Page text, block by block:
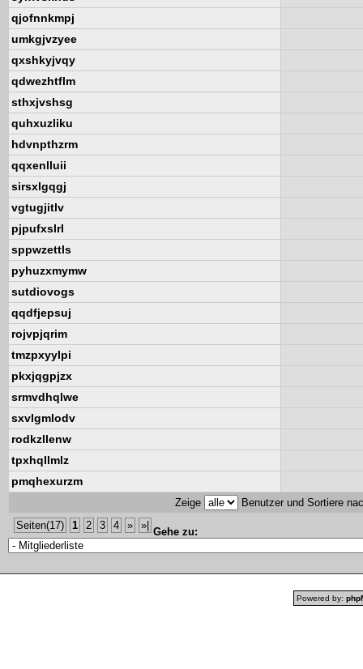
qjofnnkmpj
umkgjvzyee
qxshkyjvqy
qdwezhtflm
sthxjvshsg
quhxuzliku
hdvnpthzrm
qqxenlluii
sirsxlgqgj
vgtugjitlv
pjpufxslrl
sppwzettls
pyhuzxmymw
sutdiovogs
qqdfjepsuj
rojvpjqrim
tmzpxyylpi
pkxjqgpjzx
srmvdhqlwe
sxvlgmlodv
rodkzllenw
tpxhqllmlz
pmqhexurzm
Zeige
Benutzer und Sortiere
Seiten(17)
1 2 3 4 » »|
Gehe zu:
Powered by: